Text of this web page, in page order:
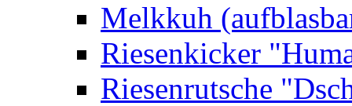
Melkkuh
Riesenkicker
Riesenrutsche